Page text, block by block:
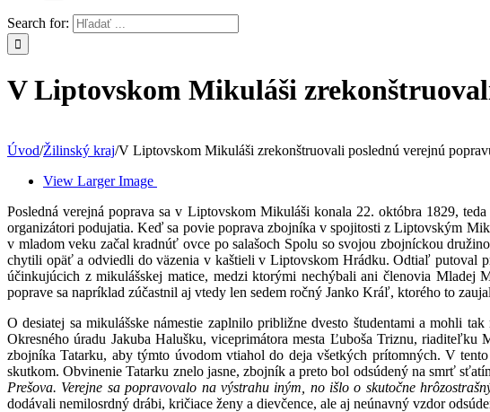
Search for:
V Liptovskom Mikuláši
Úvod/Žilinský kraj/V Liptovskom Mikuláši zrekonštruovali poslednú verejnú
View Larger Image
Posledná verejná poprava sa v Liptovskom Mikuláši konala 22. októbra 1829,
organizátori podujatia. Keď sa povie poprava zbojníka v spojitosti z Liptovským
v mladom veku začal kradnúť ovce po salašoch Spolu so svojou zbojníckou
chytili opäť a odviedli do väzenia v kaštieli v Liptovskom Hrádku. Odtiaľ putoval
účinkujúcich z mikulášskej matice, medzi ktorými nechýbali ani členovia Mladej
poprave sa napríklad zúčastnil aj vtedy len sedem ročný Janko Kráľ, ktorého to
O desiatej sa mikulášske námestie zaplnilo približne dvesto študentami a mohli
Okresného úradu Jakuba Halušku, viceprimátora mesta Ľuboša Triznu,
zbojníka Tatarku, aby týmto úvodom vtiahol do deja všetkých prítomných. V
skutkom. Obvinenie Tatarku znelo jasne, zbojník a preto bol odsúdený na smrť
Prešova. Verejne sa popravovalo na výstrahu iným, no išlo o skutočne
dodávali nemilosrdný drábi, kričiace ženy a dievčence, ale aj neúnavný vzdor